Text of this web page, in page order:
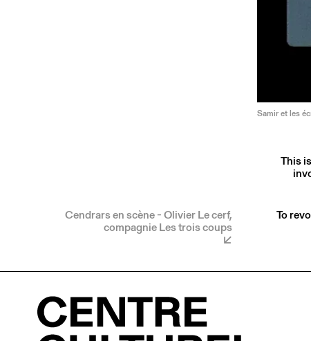
Cendrars en scène - Olivier Le cerf,
compagnie Les trois coups
Samir et les
This
To